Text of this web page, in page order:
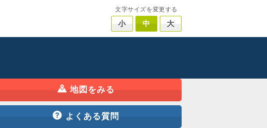
文字サイズを変更する
小 中 大
地図をみる
よくある質問